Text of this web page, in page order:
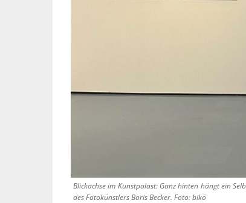
Blickachse im Kunstpalast: Ganz hinten hängt ein
des Fotokünstlers Boris Becker. Foto: bikö